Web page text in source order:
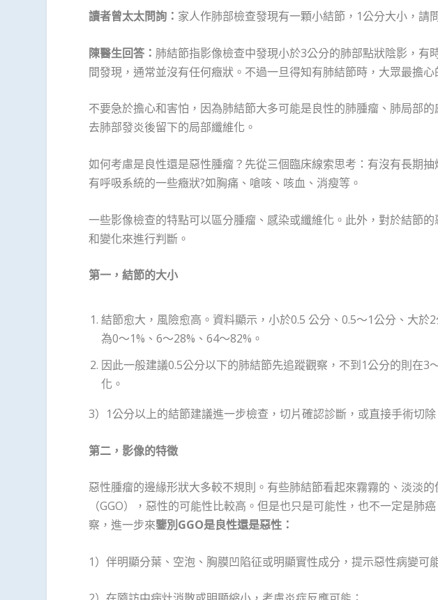
讀者曾太太問詢： 家人作肺部檢查發現有一顆小結節，1公分大小，請
陳醫生回答： 肺結節指影像檢查中發現小於3公分的肺部點狀陰影，有
間發現，通常並沒有任何癥狀。不過一旦得知有肺結節時，大眾最擔心
不要急於擔心和害怕，因為肺結節大多可能是良性的肺腫瘤、肺局部
去肺部發炎後留下的局部纖維化。
如何考慮是良性還是惡性腫瘤？先從三個臨床線索思考：有沒有長期
有呼吸系統的一些癥狀?如胸痛、嗆咳、咳血、消瘦等。
一些影像檢查的特點可以區分腫瘤、感染或纖維化。此外，對於結節
和變化來進行判斷。
第一，結節的大小
結節愈大，風險愈高。資料顯示，小於0.5 公分、0.5～1公分、大於
為0～1%、6～28%、64～82%。
因此一般建議0.5公分以下的肺結節先追蹤觀察，不到1公分的則在3
化。
3）1公分以上的結節建議進一步檢查，切片確認診斷，或直接手術切
第二，影像的特徵
惡性腫瘤的邊緣形狀大多較不規則。有些肺結節看起來霧霧的、淡淡
（GGO），惡性的可能性比較高。但是也只是可能性，也不一定是肺
察，進一步來鑒別GGO是良性還是惡性：
1）伴明顯分葉、空泡、胸膜凹陷征或明顯實性成分，提示惡性病變可